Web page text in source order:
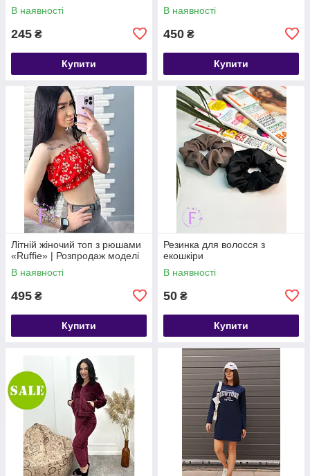
В наявності
245 ₴
Купити
В наявності
450 ₴
Купити
Літній жіночий топ з рюшами
«Ruffie» | Розпродаж моделі
В наявності
495 ₴
Купити
Резинка для волосся з
екошкіри
В наявності
50 ₴
Купити